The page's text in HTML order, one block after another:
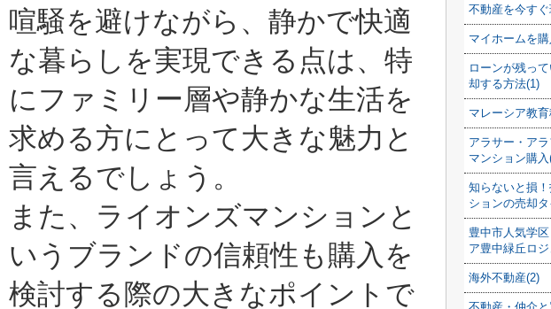
喧騒を避けながら、静かで快適
な暮らしを実現できる点は、特
にファミリー層や静かな生活を
求める方にとって大きな魅力と
言えるでしょう。
また、ライオンズマンションと
いうブランドの信頼性も購入を
検討する際の大きなポイントで
不動産を今す
マイホームを
ローンが残っ
却する方法(1)
マレーシア教
アラサー・ア
マンション購入
知らないと損
ションの売却
豊中市人気学
ア豊中緑丘ロ
海外不動産(2)